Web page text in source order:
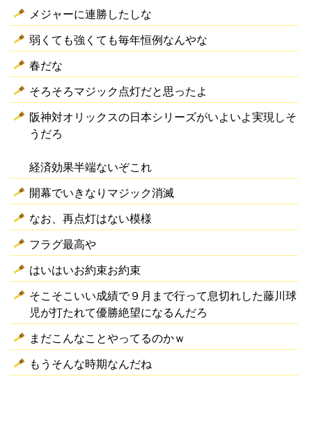
メジャーに連勝したしな
弱くても強くても毎年恒例なんやな
春だな
そろそろマジック点灯だと思ったよ
阪神対オリックスの日本シリーズがいよいよ実現しそ
うだろ
経済効果半端ないぞこれ
開幕でいきなりマジック消滅
なお、再点灯はない模様
フラグ最高や
はいはいお約束お約束
そこそこいい成績で９月まで行って息切れした藤川球
児が打たれて優勝絶望になるんだろ
まだこんなことやってるのかｗ
もうそんな時期なんだね